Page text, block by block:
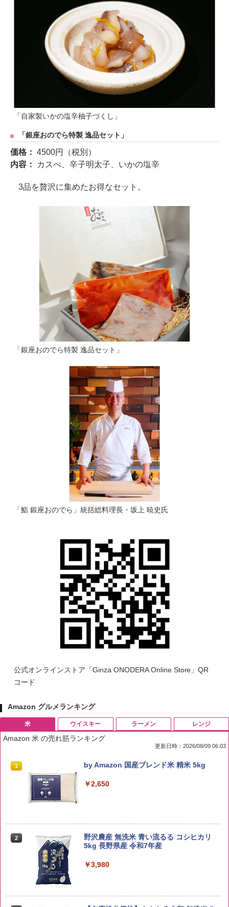
「自家製いかの塩辛柚子づくし」
「銀座おのでら特製 逸品セット」
価格： 4500円（税別）
内容：
カスべ、辛子明太子、いかの塩辛
3品を贅沢に集めたお得なセット。
「銀座おのでら特製 逸品セット」
「鮨 銀座おのでら」統括総料理長・坂上 暁史氏
公式オンラインストア「Ginza ONODERA Online Store」QR
コード
Amazon グルメランキング
米
Amazon 米 の売れ筋ランキング
更新日時：2026/08/09 06:03
1 by Amazon 国産ブレンド米 精米 5kg
￥2,650
2
野沢農産 無洗米 青い流るる コシヒカリ
5kg 長野県産 令和7年産
￥3,980
ウイスキー ラーメン レンジ